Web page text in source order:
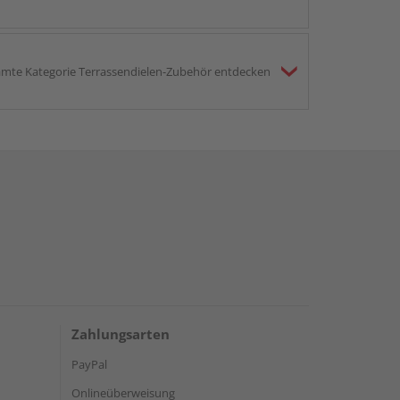
Kategorie Terrassendielen-Zubehör entdecken
Zahlungsarten
PayPal
Onlineüberweisung